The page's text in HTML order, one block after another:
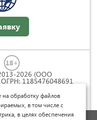
2026 (ООО
1185476048691
4.0
на обработку файлов
в том числе с
в целях обеспечения